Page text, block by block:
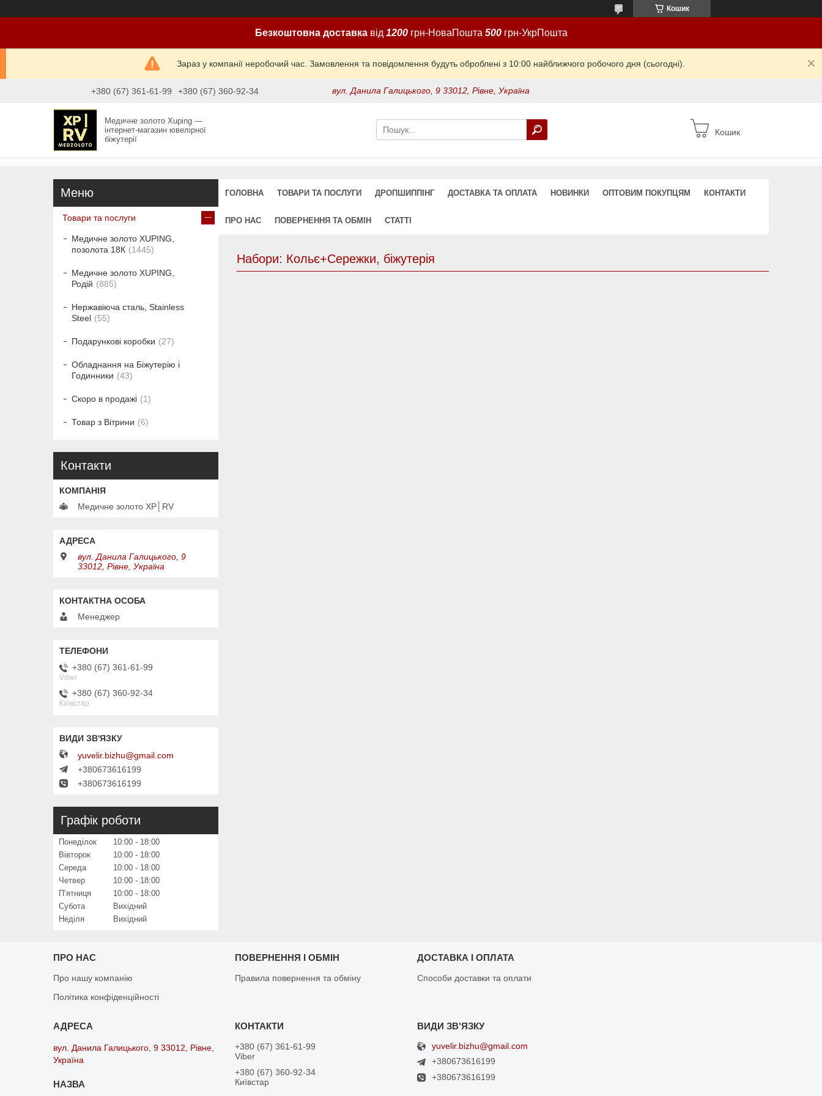
Кошик
Безкоштовна доставкавід 1200грн-НоваПошта 500грн-УкрПошта
Зараз у компанії неробочий час. Замовлення та повідомлення будуть оброблені з 10:00 найближчого робочого дня (сьогодні).
+380 (67) 361-61-99 +380 (67) 360-92-34 вул. Данила Галицького, 9 33012, Рівне, Україна
Медичне золото Xuping —
інтернет-магазин ювелірної
біжутерії
Кошик
ГОЛОВНА ТОВАРИ ТА ПОСЛУГИ ДРОПШИППІНГ ДОСТАВКА ТА ОПЛАТА НОВИНКИ ОПТОВИМ ПОКУПЦЯМ КОНТАКТИ
ПРО НАС ПОВЕРНЕННЯ ТА ОБМІН СТАТТІ
Набори: Кольє+Сережки, біжутерія
Товари та послуги
Медичне золото XUPING,
позолота 18К
1445
Медичне золото XUPING,
Родій
885
Нержавіюча сталь, Stainless
Steel
55
Подарункові коробки 27
Обладнання на Біжутерію і
Годинники
43
Скоро в продажі 1
Товар з Вітрини 6
Контакти
Медичне золото XP│RV
вул. Данила Галицького, 9
33012, Рівне, Україна
Менеджер
+380 (67) 361-61-99
Viber
+380 (67) 360-92-34
Київстар
yuvelir.bizhu@gmail.com
+380673616199
+380673616199
Графік роботи
Понеділок 10:00
18:00
Вівторок
10:00
18:00
Середа
10:00
18:00
Четвер
10:00
18:00
Пʼятниця
10:00
18:00
Субота
Вихідний
Неділя
Вихідний
ПРО НАС
Про нашу компанію
Політика конфіденційності
ПОВЕРНЕННЯ І ОБМІН
Правила повернення та обміну
ДОСТАВКА І ОПЛАТА
Способи доставки та оплати
вул. Данила Галицького, 9 33012, Рівне,
Україна
+380 (67) 361-61-99
Viber
+380 (67) 360-92-34
Київстар
yuvelir.bizhu@gmail.com
+380673616199
+380673616199